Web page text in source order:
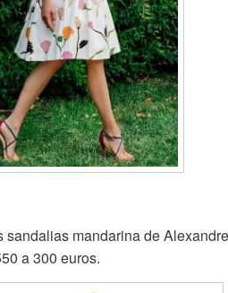
sandalias mandarina de
a 300 euros.